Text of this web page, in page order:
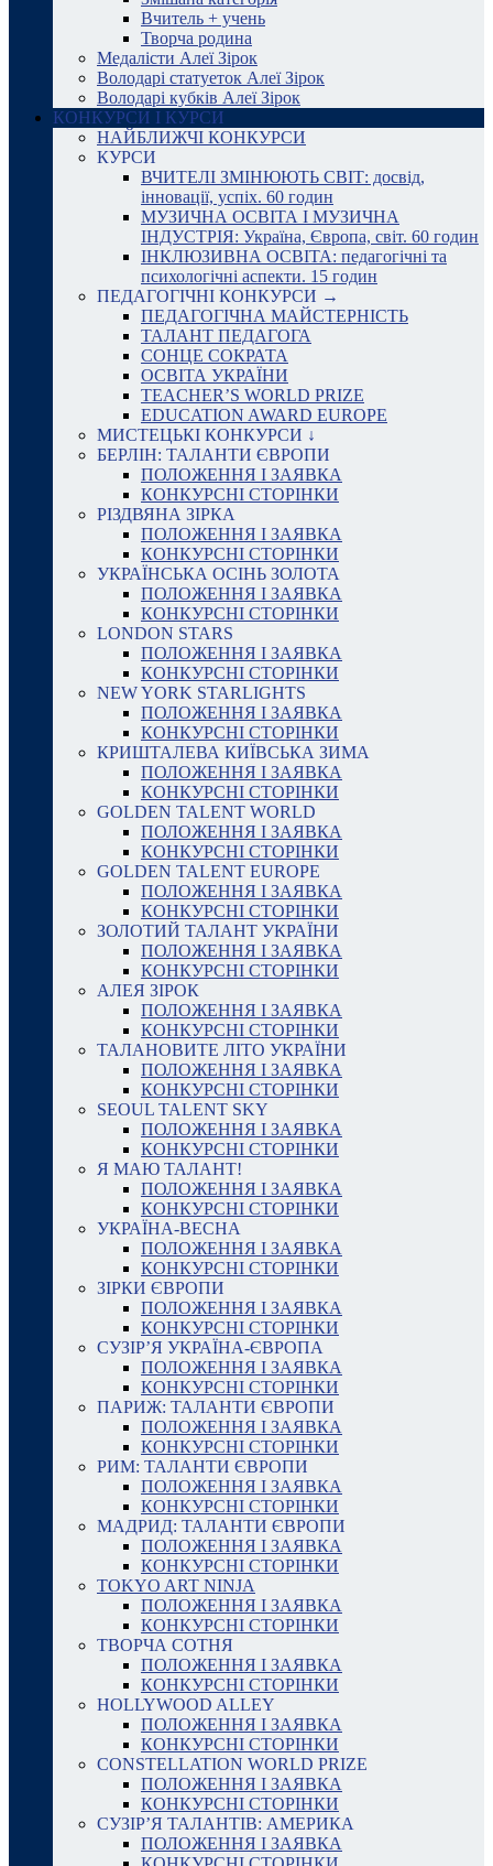
Вчитель + учень
Творча родина
Медалісти Алеї Зірок
Володарі статуеток Алеї Зірок
Володарі кубків Алеї Зірок
КОНКУРСИ І КУРСИ
НАЙБЛИЖЧІ КОНКУРСИ
КУРСИ
ВЧИТЕЛІ ЗМІНЮЮТЬ СВІТ: досвід,
інновації, успіх. 60 годин
МУЗИЧНА ОСВІТА І МУЗИЧНА
ІНДУСТРІЯ: Україна, Європа, світ. 60 годин
ІНКЛЮЗИВНА ОСВІТА: педагогічні та
психологічні аспекти. 15 годин
ПЕДАГОГІЧНІ КОНКУРСИ →
ПЕДАГОГІЧНА МАЙСТЕРНІСТЬ
ТАЛАНТ ПЕДАГОГА
СОНЦЕ СОКРАТА
ОСВІТА УКРАЇНИ
TEACHER’S WORLD PRIZE
EDUCATION AWARD EUROPE
МИСТЕЦЬКІ КОНКУРСИ ↓
БЕРЛІН: ТАЛАНТИ ЄВРОПИ
ПОЛОЖЕННЯ І ЗАЯВКА
КОНКУРСНІ СТОРІНКИ
РІЗДВЯНА ЗІРКА
ПОЛОЖЕННЯ І ЗАЯВКА
КОНКУРСНІ СТОРІНКИ
УКРАЇНСЬКА ОСІНЬ ЗОЛОТА
ПОЛОЖЕННЯ І ЗАЯВКА
КОНКУРСНІ СТОРІНКИ
LONDON STARS
ПОЛОЖЕННЯ І ЗАЯВКА
КОНКУРСНІ СТОРІНКИ
NEW YORK STARLIGHTS
ПОЛОЖЕННЯ І ЗАЯВКА
КОНКУРСНІ СТОРІНКИ
КРИШТАЛЕВА КИЇВСЬКА ЗИМА
ПОЛОЖЕННЯ І ЗАЯВКА
КОНКУРСНІ СТОРІНКИ
GOLDEN TALENT WORLD
ПОЛОЖЕННЯ І ЗАЯВКА
КОНКУРСНІ СТОРІНКИ
GOLDEN TALENT EUROPE
ПОЛОЖЕННЯ І ЗАЯВКА
КОНКУРСНІ СТОРІНКИ
ЗОЛОТИЙ ТАЛАНТ УКРАЇНИ
ПОЛОЖЕННЯ І ЗАЯВКА
КОНКУРСНІ СТОРІНКИ
АЛЕЯ ЗІРОК
ПОЛОЖЕННЯ І ЗАЯВКА
КОНКУРСНІ СТОРІНКИ
ТАЛАНОВИТЕ ЛІТО УКРАЇНИ
ПОЛОЖЕННЯ І ЗАЯВКА
КОНКУРСНІ СТОРІНКИ
SEOUL TALENT SKY
ПОЛОЖЕННЯ І ЗАЯВКА
КОНКУРСНІ СТОРІНКИ
Я МАЮ ТАЛАНТ!
ПОЛОЖЕННЯ І ЗАЯВКА
КОНКУРСНІ СТОРІНКИ
УКРАЇНА-ВЕСНА
ПОЛОЖЕННЯ І ЗАЯВКА
КОНКУРСНІ СТОРІНКИ
ЗІРКИ ЄВРОПИ
ПОЛОЖЕННЯ І ЗАЯВКА
КОНКУРСНІ СТОРІНКИ
СУЗІР’Я УКРАЇНА-ЄВРОПА
ПОЛОЖЕННЯ І ЗАЯВКА
КОНКУРСНІ СТОРІНКИ
ПАРИЖ: ТАЛАНТИ ЄВРОПИ
ПОЛОЖЕННЯ І ЗАЯВКА
КОНКУРСНІ СТОРІНКИ
РИМ: ТАЛАНТИ ЄВРОПИ
ПОЛОЖЕННЯ І ЗАЯВКА
КОНКУРСНІ СТОРІНКИ
МАДРИД: ТАЛАНТИ ЄВРОПИ
ПОЛОЖЕННЯ І ЗАЯВКА
КОНКУРСНІ СТОРІНКИ
TOKYO ART NINJA
ПОЛОЖЕННЯ І ЗАЯВКА
КОНКУРСНІ СТОРІНКИ
ТВОРЧА СОТНЯ
ПОЛОЖЕННЯ І ЗАЯВКА
КОНКУРСНІ СТОРІНКИ
HOLLYWOOD ALLEY
ПОЛОЖЕННЯ І ЗАЯВКА
КОНКУРСНІ СТОРІНКИ
CONSTELLATION WORLD PRIZE
ПОЛОЖЕННЯ І ЗАЯВКА
КОНКУРСНІ СТОРІНКИ
СУЗІР’Я ТАЛАНТІВ: АМЕРИКА
ПОЛОЖЕННЯ І ЗАЯВКА